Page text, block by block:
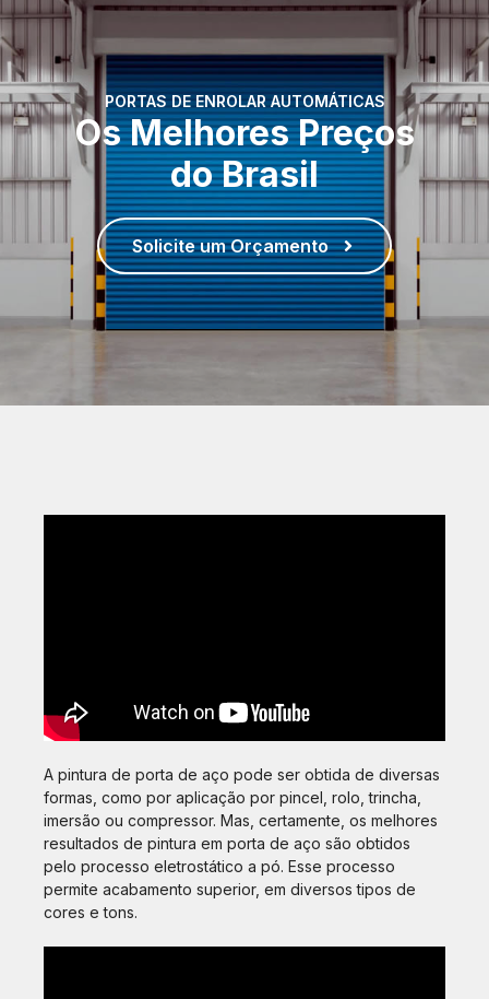
PORTAS DE ENROLAR AUTOMÁTICAS
Os Melhores Preços
do Brasil
Solicite um Orçamento
A pintura de porta de aço pode ser obtida de diversas
formas, como por aplicação por pincel, rolo, trincha,
imersão ou compressor. Mas, certamente, os melhores
resultados de pintura em porta de aço são obtidos
pelo processo eletrostático a pó. Esse processo
permite acabamento superior, em diversos tipos de
cores e tons.